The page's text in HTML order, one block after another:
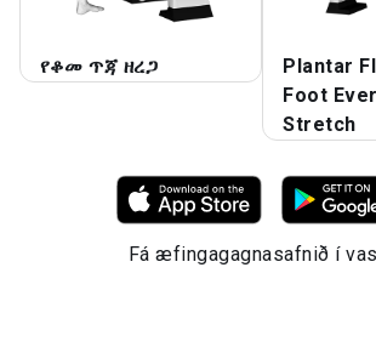
የቆመ ጥጃ ዘረጋ
Plantar
Foot
Stretch
Fá æfingagagnasafnið í